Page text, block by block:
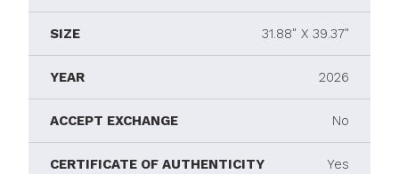
SIZE 31.88" X 39.37"
YEAR 2026
ACCEPT EXCHANGE No
CERTIFICATE OF AUTHENTICITY Yes